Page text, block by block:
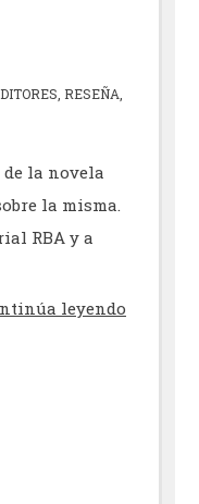
RESEÑA
la novela
la misma.
RBA y a
leyendo